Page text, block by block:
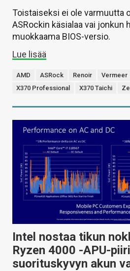
Toistaiseksi ei ole varmuutta
ASRockin käsialaa vai jonkun
muokkaama BIOS-versio.
Lue lisää
AMD ASRock Renoir Vermeer
X370 Professional
X370 Taichi
Intel nostaa tikun
Ryzen 4000 -APU-
suorituskyvyn akun